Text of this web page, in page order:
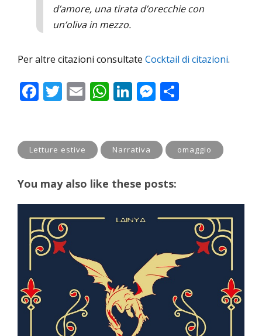
d’amore, una tirata d’orecchie con
un’oliva in mezzo.
Per altre citazioni consultate Cocktail di citazioni.
F
b
o
o
k
T
er
E
l
W
s
A
p
p
Li
e
dI
n
M
e
n
g
er
di
vi
Letture estive Narrativa omaggio
You may also like these posts: